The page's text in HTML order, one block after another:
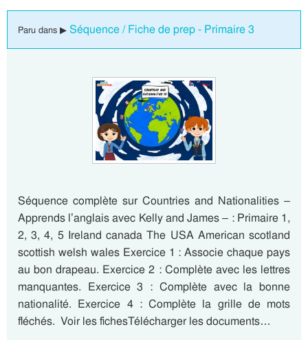
Paru dans ▶ Séquence / Fiche de prep - Primaire 3
Séquence complète sur Countries and Nationalities –
Apprends l’anglais avec Kelly and James – : Primaire 1,
2, 3, 4, 5 Ireland canada The USA American scotland
scottish welsh wales Exercice 1 : Associe chaque pays
au bon drapeau. Exercice 2 : Complète avec les lettres
manquantes. Exercice 3 : Complète avec la bonne
nationalité. Exercice 4 : Complète la grille de mots
fléchés. Voir les fichesTélécharger les documents…